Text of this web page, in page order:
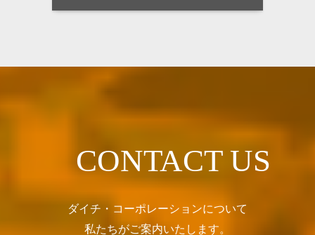
CONTACT US
ダイチ・コーポレーションについて
私たちがご案内いたします。